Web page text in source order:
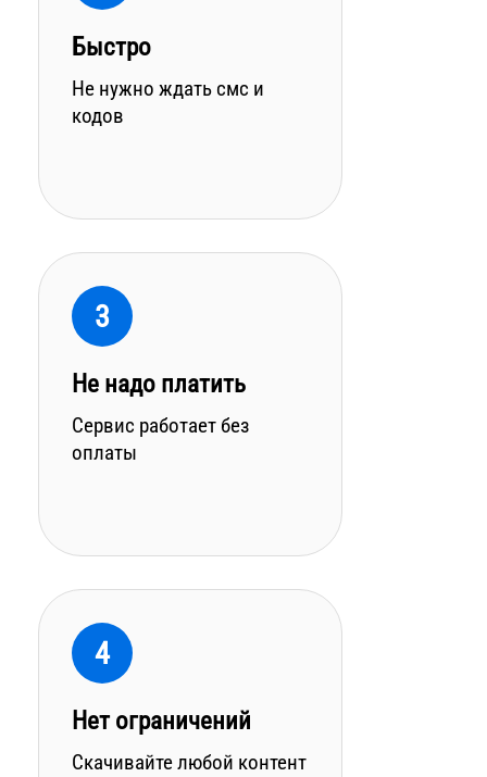
Быстро
Не нужно ждать смс и
кодов
3
Не надо платить
Сервис работает без
оплаты
4
Нет ограничений
Скачивайте любой контент